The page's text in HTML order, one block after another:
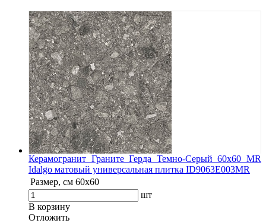
Керамогранит Граните Герда Темно-Серый 60х60 MR
Idalgo матовый универсальная плитка ID9063E003MR
Размер, см 60х60
шт
В корзину
Oтложить